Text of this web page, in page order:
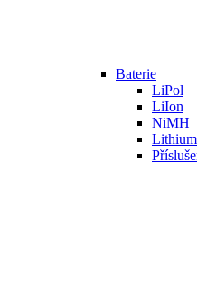
Baterie
LiPol
LiIon
NiMH
Lithium